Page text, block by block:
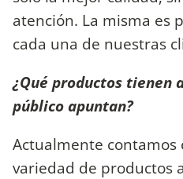
atención. La misma es
cada una de nuestras
¿Qué productos tienen
público apuntan?
Actualmente contamos
variedad de productos